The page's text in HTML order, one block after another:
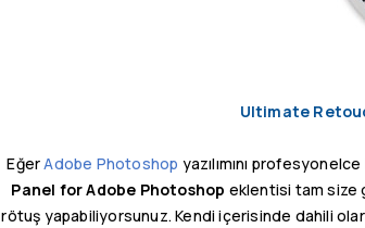
Ultimate
EğerAdobe Photoshop yazılımını
Panel for Adobe Photoshop eklentisi tam size
rötuş yapabiliyorsunuz. Kendi içerisinde dahili